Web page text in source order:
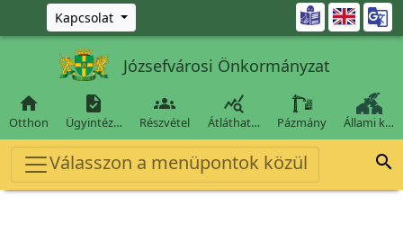
Ugrás a fő tartalomra
Kapcsolat 
Józsefvárosi Önkormányzat

Otthon

Ügyintéz…

Részvétel

Átláthat… Pázmány Állami k…
Válasszon a menüpontok közül 